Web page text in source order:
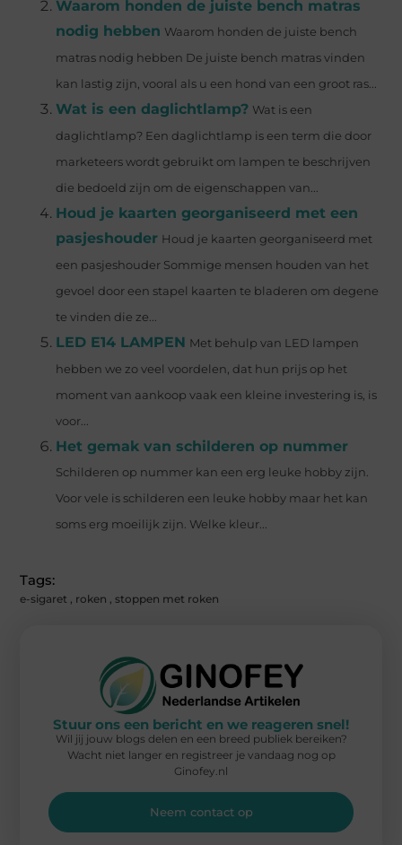
Waarom honden de juiste bench matras
nodig hebben Waarom honden de juiste bench
matras nodig hebben De juiste bench matras vinden
kan lastig zijn, vooral als u een hond van een groot ras...
Wat is een daglichtlamp? Wat is een
daglichtlamp? Een daglichtlamp is een term die door
marketeers wordt gebruikt om lampen te beschrijven
die bedoeld zijn om de eigenschappen van...
Houd je kaarten georganiseerd met een
pasjeshouder Houd je kaarten georganiseerd met
een pasjeshouder Sommige mensen houden van het
gevoel door een stapel kaarten te bladeren om degene
te vinden die ze...
LED E14 LAMPEN Met behulp van LED lampen
hebben we zo veel voordelen, dat hun prijs op het
moment van aankoop vaak een kleine investering is, is
voor...
Het gemak van schilderen op nummer
Schilderen op nummer kan een erg leuke hobby zijn.
Voor vele is schilderen een leuke hobby maar het kan
soms erg moeilijk zijn. Welke kleur...
Tags:
e-sigaret , roken ,stoppen met roken
Stuur ons een bericht en we reageren snel!
Wil jij jouw blogs delen en een breed publiek bereiken?
Wacht niet langer en registreer je vandaag nog op
Ginofey.nl
Neem contact op